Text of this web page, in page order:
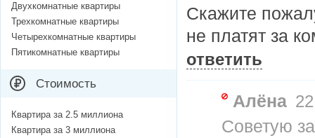
Скажите
не платят за
ответить
Алёна
Советую
Двухкомнатные квартиры
Трехкомнатные квартиры
Четырехкомнатные квартиры
Пятикомнатные квартиры
Стоимость
Квартира за 2.5 миллиона
Квартира за 3 миллиона